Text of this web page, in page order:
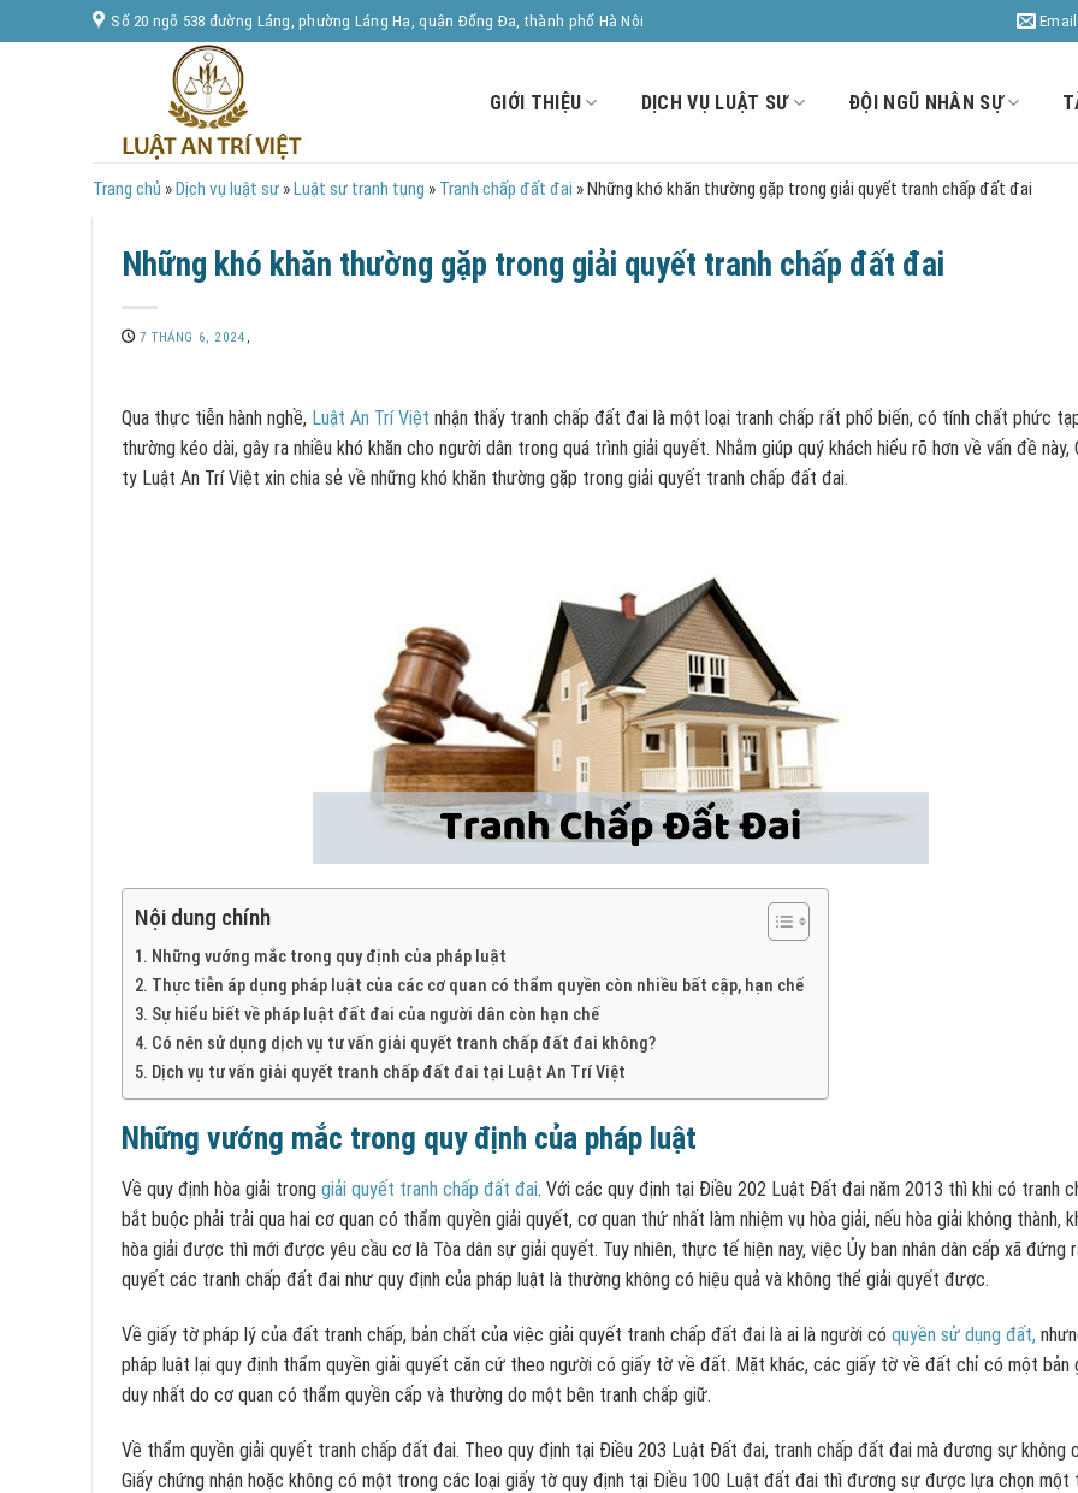
to
Số 20 ngõ 538 đường Láng, phường Láng Hạ, quận Đống Đa, thành phố Hà Nội
GIỚI THIỆU DỊCH VỤ LUẬT SƯ ĐỘI NGŨ NHÂN SỰ
Trang chủ »Dịch vụ luật sư »Luật sư tranh tụng » Tranh chấp đất đai »Những khó khăn thường gặp trong giải quyết tranh chấp đất đai
Những khó khăn thường gặp trong giải quyết tranh chấp đất đai
7 THÁNG 6, 2024 ,
Qua thực tiễn hành nghề, Luật An Trí Việt nhận thấy tranh chấp đất đai là một loại tranh chấp rất phổ biến, có tính chất phức
thường kéo dài, gây ra nhiều khó khăn cho người dân trong quá trình giải quyết. Nhằm giúp quý khách hiểu rõ hơn về vấn đề này,
ty Luật An Trí Việt xin chia sẻ về những khó khăn thường gặp trong giải quyết tranh chấp đất đai.
Nội dung chính
Những vướng mắc trong quy định của pháp luật
Thực tiễn áp dụng pháp luật của các cơ quan có thẩm quyền còn nhiều bất cập, hạn chế
Sự hiểu biết về pháp luật đất đai của người dân còn hạn chế
Có nên sử dụng dịch vụ tư vấn giải quyết tranh chấp đất đai không?
Dịch vụ tư vấn giải quyết tranh chấp đất đai tại Luật An Trí Việt
Những vướng mắc trong quy định của pháp luật
Về quy định hòa giải trong giải quyết tranh chấp đất đai. Với các quy định tại Điều 202 Luật Đất đai năm 2013 thì khi có tranh
bắt buộc phải trải qua hai cơ quan có thẩm quyền giải quyết, cơ quan thứ nhất làm nhiệm vụ hòa giải, nếu hòa giải không thành,
hòa giải được thì mới được yêu cầu cơ là Tòa dân sự giải quyết. Tuy nhiên, thực tế hiện nay, việc Ủy ban nhân dân cấp xã đứng
quyết các tranh chấp đất đai như quy định của pháp luật là thường không có hiệu quả và không thể giải quyết được.
Về giấy tờ pháp lý của đất tranh chấp, bản chất của việc giải quyết tranh chấp đất đai là ai là người có quyền sử dụng đất,
pháp luật lại quy định thẩm quyền giải quyết căn cứ theo người có giấy tờ về đất. Mặt khác, các giấy tờ về đất chỉ có một bản
duy nhất do cơ quan có thẩm quyền cấp và thường do một bên tranh chấp giữ.
Về thẩm quyền giải quyết tranh chấp đất đai. Theo quy định tại Điều 203 Luật Đất đai, tranh chấp đất đai mà đương sự không
Giấy chứng nhận hoặc không có một trong các loại giấy tờ quy định tại Điều 100 Luật đất đai thì đương sự được lựa chọn một